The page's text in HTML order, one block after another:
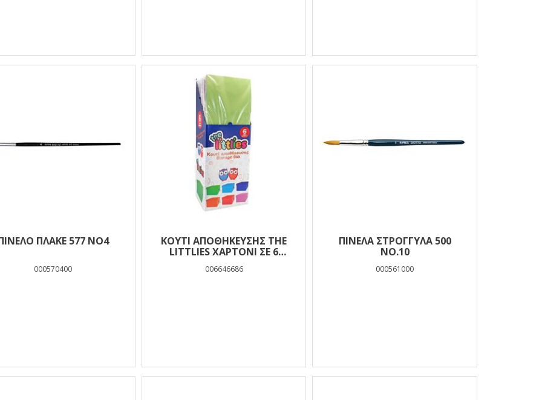
ΠΛΑΚΕ 577 ΝΟ4
000570400
ΚΟΥΤΊ ΑΠΟΘΉΚΕΥΣΗΣ THE
LITTLIES ΧΑΡΤΌΝΙ ΣΕ 6
006646686
ΠΙΝΕΛΑ ΣΤΡΟΓΓΥΛΑ 500
ΝΟ.10
000561000